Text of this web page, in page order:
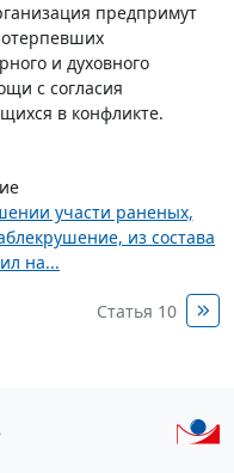
предпримут
и духовного
с согласия
в конфликте.
участи раненых,
из состава
на...
Статья 10